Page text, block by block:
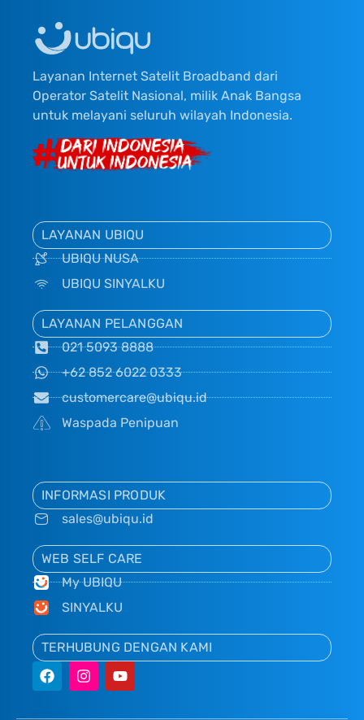
Layanan Internet Satelit Broadband dari
Operator Satelit Nasional, milik Anak Bangsa
untuk melayani seluruh wilayah Indonesia.
LAYANAN UBIQU
UBIQU NUSA
UBIQU SINYALKU
LAYANAN PELANGGAN
021 5093 8888
+62 852 6022 0333
customercare@ubiqu.id
Waspada Penipuan
INFORMASI PRODUK
sales@ubiqu.id
WEB SELF CARE
My UBIQU
SINYALKU
TERHUBUNG DENGAN KAMI